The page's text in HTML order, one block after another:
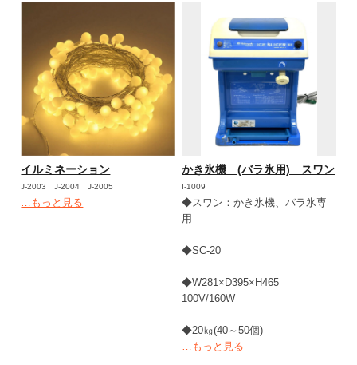
イルミネーション
J-2003 J-2004 J-2005
…もっと見る
かき氷機 (バラ氷用) スワン
I-1009
◆スワン：かき氷機、バラ氷専
用
◆SC-20
◆W281×D395×H465
100V/160W
◆20㎏(40～50個)
…もっと見る